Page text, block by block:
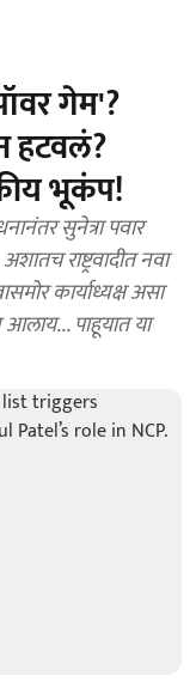
गेम'?
हटवलं?
भूकंप!
सुनेत्रा पवार
राष्ट्रवादीत नवा
कार्याध्यक्ष असा
पाहूयात या